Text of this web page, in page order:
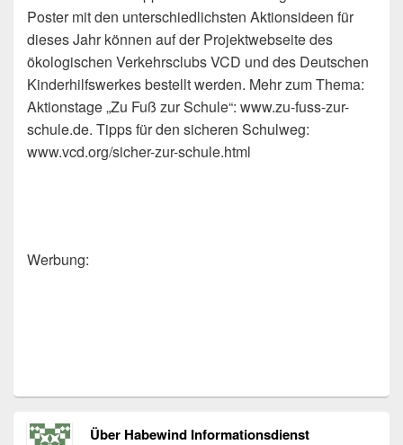
Poster mit den unterschiedlichsten Aktionsideen für
dieses Jahr können auf der Projektwebseite des
ökologischen Verkehrsclubs VCD und des Deutschen
Kinderhilfswerkes bestellt werden. Mehr zum Thema:
Aktionstage „Zu Fuß zur Schule“: www.zu-fuss-zur-
schule.de. Tipps für den sicheren Schulweg:
www.vcd.org/sicher-zur-schule.html
Werbung:
Über Habewind Informationsdienst